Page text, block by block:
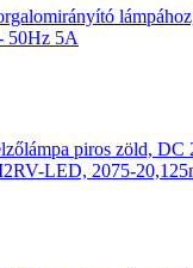
50Hz 5A
piros zöld, DC
LED, 2075-